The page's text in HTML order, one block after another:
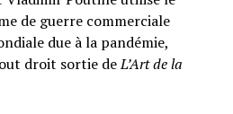
de guerre commerciale
due à la pandémie,
droit sortie deL’Art de la